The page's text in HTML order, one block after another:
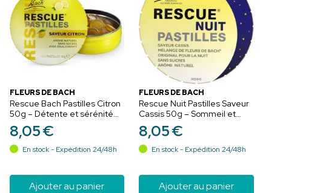
FLEURS DE BACH
Rescue Bach Pastilles Citron
50g – Détente et sérénité
nomade
8,05€
En stock - Expédition 24/48h
Ajouter au panier
FLEURS DE BACH
Rescue Nuit Pastilles Saveur
Cassis 50g – Sommeil et
sérénité
8,05€
En stock - Expédition 24/48h
Ajouter au panier